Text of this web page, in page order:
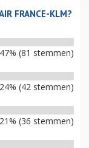
FRANCE-KLM?
47% (81 stemmen)
24% (42 stemmen)
21% (36 stemmen)